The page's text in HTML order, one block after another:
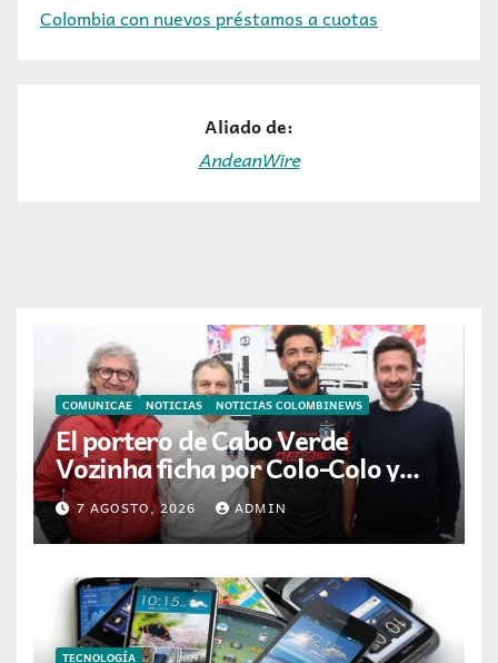
Colombia con nuevos préstamos a cuotas
Aliado de:
AndeanWire
COMUNICAE NOTICIAS NOTICIAS COLOMBINEWS
El portero de Cabo Verde
Vozinha ficha por Colo-Colo y
JETOUR respalda su nueva
etapa
7 AGOSTO, 2026 ADMIN
TECNOLOGÍA